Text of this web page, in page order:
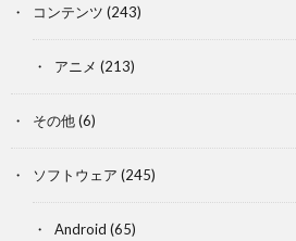
コンテンツ (243)
アニメ (213)
その他(6)
ソフトウェア (245)
Android (65)